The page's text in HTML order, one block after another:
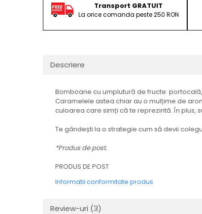
Transport GRATUIT
La orice comanda peste 250 RON
Descriere
Bomboane cu umplutură de fructe:
Caramelele astea chiar au o mulțime de
culoarea care simți că te reprezintă. În plus,
Te gândești la o strategie cum să devii
*Produs de post.
PRODUS DE POST
Informatii conformitate produs
Review-uri (3)